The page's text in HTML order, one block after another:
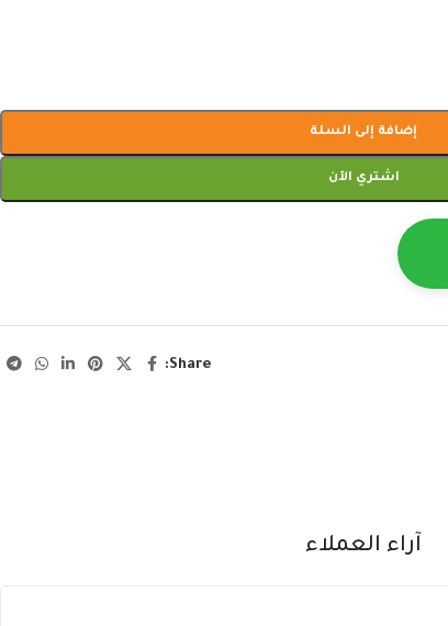
إضافة إلى السلة
اشتري الآن
Share:
آراء العملاء